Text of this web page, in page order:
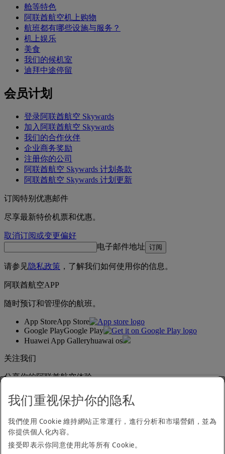
舱等特色
阿联酋航空机上购物
航班都有哪些设施与服务？
机上娱乐
美食
我们的候机室
迪拜中途停留
会员计划
登录阿联酋航空 Skywards
加入阿联酋航空 Skywards
我们的合作伙伴
企业商务奖励
注册你的公司
阿联酋航空 Skywards 计划条款
阿联酋航空 Skywards 计划更新
订阅特别优惠邮件
尽享最新特价机票和优惠。
取消订阅或变更偏好
电子邮件地址 订阅
请参见隐私政策 ，了解我们如何使用你的信息。
阿联酋航空APP
随时预订和管理你的航班。
App StoreApp Store
Google PlayGoogle Play
Huawei App Galleryhuawai os
关注我们
分享你的阿联酋航空体验。
联系我们
隐私政策
条款与细则
我们重视保护你的隐私
我們使用 Cookie 維持網站正常運行，進行分析和市場營銷，並為
你提供個人化內容。
接受即表示你同意使用此等所有 Cookie。